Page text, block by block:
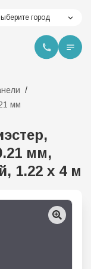
город
мм
мм,
1.22 х 4 м